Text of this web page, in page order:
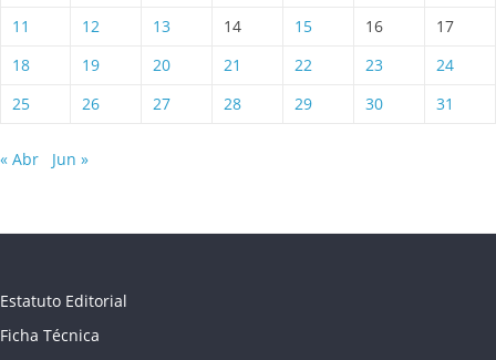
11
12 13 14 15 16
17
18
19 20 21 22 23
24
25
26 27 28 29 30 31
« Abr Jun »
Estatuto Editorial
Ficha Técnica